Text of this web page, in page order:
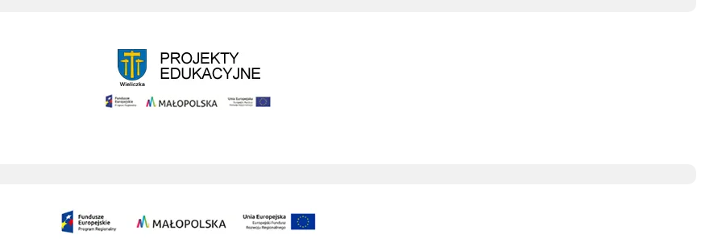
Budowa przebudowa drog prowadzacych do SAG w wieliczce